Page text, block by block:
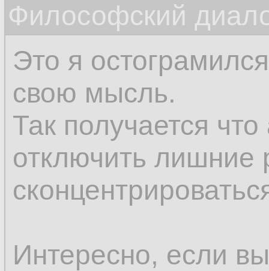
соображения нам
впоследствии.
Философский
Это я
свою мысль.
Так получается
отключить лишние
Интересно, если